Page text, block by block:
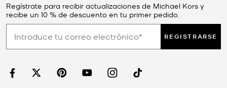
Regístrate para recibir actualizaciones de Michael Kors y
recibe un 10 % de descuento en tu primer pedido.
REGISTRARSE